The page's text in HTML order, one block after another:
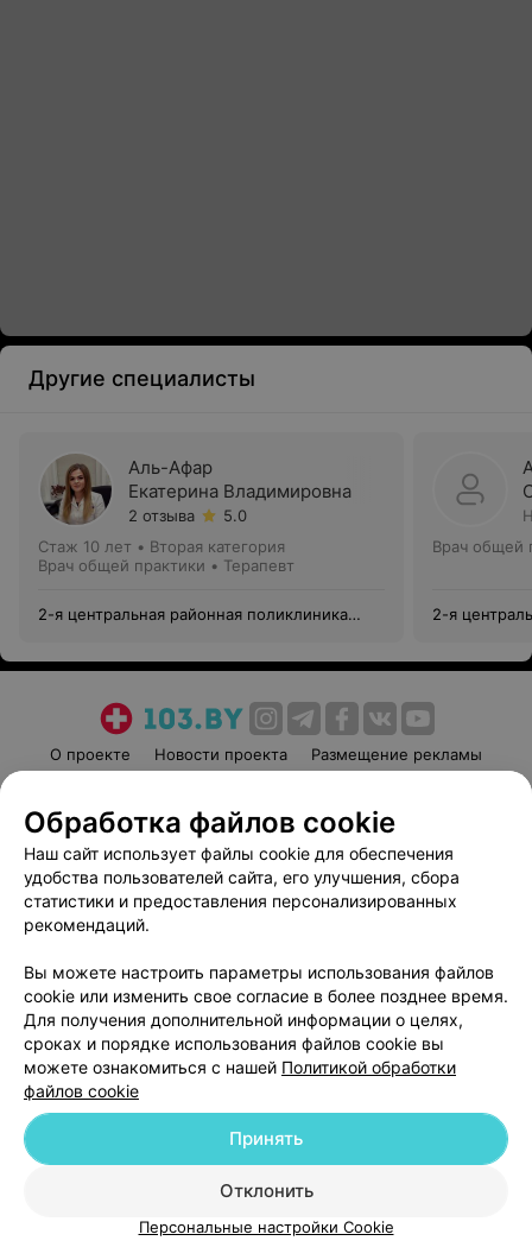
Другие специалисты
Аль-Афар
Екатерина Владимировна
2 отзыва
5.0
Стаж 10 лет • Вторая категория
Врач общей практики • Терапевт
2-я центральная районная поликлиника
Врач общей
2-я
О проекте Новости проекта
Размещение рекламы
Пользовательское соглашение
Способы оплаты
Вакансии
Партнеры
Написать руководителю 103.by
Обработка персональных данных
© 2026 ООО «Артокс Лаб», УНП 191700409
| 220012, Республика Беларусь,
Служба поддержки +375 291212755
Обработка файлов cookie
Наш сайт использует файлы cookie для обеспечения
удобства пользователей сайта, его улучшения, сбора
статистики и предоставления персонализированных
рекомендаций.
Вы можете настроить параметры использования файлов
cookie или изменить свое согласие в более позднее время.
Для получения дополнительной информации о целях,
сроках и порядке использования файлов cookie вы
можете ознакомиться с нашей Политикой обработки
файлов cookie
Отклонить
Принять
Персональные настройки Cookie